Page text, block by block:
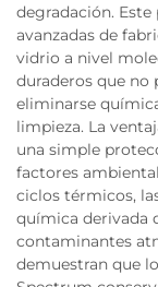
degradación.
avanzadas de
vidrio a nivel
duraderos que no
eliminarse
limpieza. La
una simple
factores
ciclos térmicos,
química derivada
contaminantes
demuestran que